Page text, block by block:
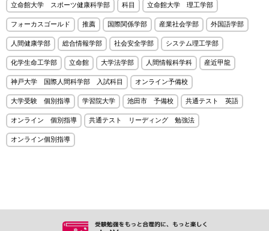
立命館大学 スポーツ健康科学部 科目 立命館大学 理工学部
フォーカスゴールド 推薦 国際関係学部 産業社会学部 外国語学部
人間健康学部 総合情報学部 社会安全学部 システム理工学部
化学生命工学部 立命館 大学法学部 人間情報科学科 産近甲龍
神戸大学 国際人間科学部 入試科目 オンライン予備校
大学受験 個別指導 学習院大学 池田市 予備校 共通テスト 英語
オンライン 個別指導 共通テスト リーディング 勉強法
オンライン個別指導